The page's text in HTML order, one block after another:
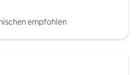
empfohlen